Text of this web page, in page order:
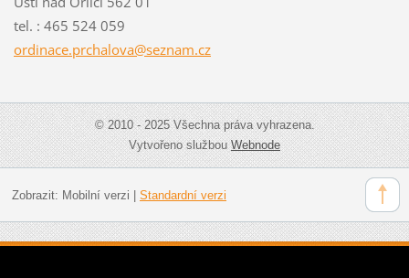
tel. : 465 524 059
ordinace.prchalova@seznam.cz
© 2010 - 2025 Všechna práva vyhrazena.
Vytvořeno službouWebnode
Zobrazit: Mobilní verzi Standardní verzi